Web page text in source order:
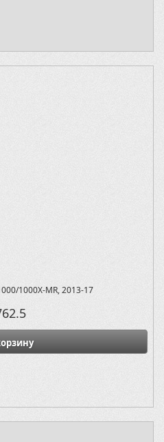
1000X-MR, 2013-17